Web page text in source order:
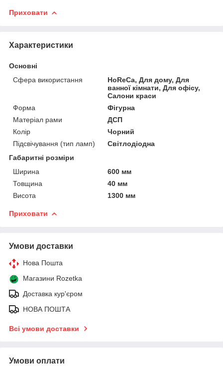
Приховати
Характеристики
Основні
Сфера використання
HoReCa, Для дому, Для
ванної кімнати, Для офісу,
Салони краси
Форма
Фігурна
Матеріал рами
ДСП
Колір
Чорний
Підсвічування (тип ламп)
Світлодіодна
Габаритні розміри
Ширина
600 мм
Товщина
40 мм
Висота
1300 мм
Приховати
Умови доставки
Нова Пошта
Магазини Rozetka
Доставка кур'єром
НОВА ПОШТА
Всі умови доставки
Умови оплати